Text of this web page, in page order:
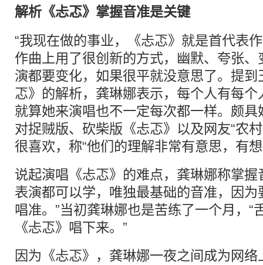
解析《忐忑》掌握音准是关键
“我现在做的事业，《忐忑》就是首代表
作曲上用了很创新的方式，幽默、夸张
演都要变化，如果很平就没意思了。提
忑》的解析，龚琳娜表示，每个人有每
就算她来演唱也不一定每次都一样。颇
对捉贼版、砍柴版《忐忑》以及网友“农
很喜欢，称“他们的理解非常有意思，有
说起演唱《忐忑》的难点，龚琳娜称掌握
表演都可以学，唯独最基础的音准，因
唱准。”当初龚琳娜也是苦练了一个月，“
《忐忑》唱下来。”
因为《忐忑》，龚琳娜一夜之间成为网